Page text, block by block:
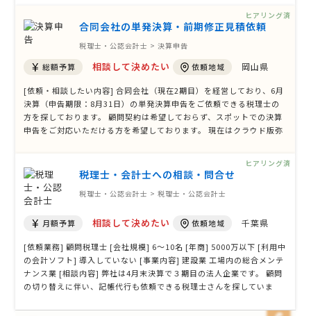
しています。 …合同会社の単発決算・前期修正見積依頼
税理士・公認会計士 > 決算申告
総額予算 相談して決めたい 依頼地域 岡山県
[依頼・相談したい内容] 合同会社（現在2期目）を経営しており、6月
決算（申告期限：8月31日）の単発決算申告をご依頼できる税理士の
方を探しております。 顧問契約は希望しておらず、スポットでの決算
申告をご対応いただける方を希望しております。 現在はクラウド版弥
確認・修正をご対応い …
ヒアリング済
税理士・会計士への相談・問合せ
税理士・公認会計士 > 税理士・公認会計士
月額予算 相談して決めたい 依頼地域 千葉県
[依頼業務] 顧問税理士 [会社規模] 6〜10名 [年商] 5000万以下 [利用中
の会計ソフト] 導入していない [事業内容] 建設業 工場内の総合メンテ
ナンス業 [相談内容] 弊社は4月末決算で３期目の法人企業です。 顧問
の切り替えに伴い、記帳代行も依頼できる税理士さんを探していま
ヒアリング済